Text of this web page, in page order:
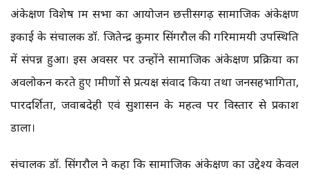
अंकेक्षण विशेष ग्राम सभा का आयोजन छत्तीसगढ़ सामाजिक अंकेक्षण
इकाई के संचालक डॉ. जितेन्द्र कुमार सिंगरौल की गरिमामयी उपस्थिति
में संपन्न हुआ। इस अवसर पर उन्होंने सामाजिक अंकेक्षण प्रक्रिया का
अवलोकन करते हुए ग्रामीणों से प्रत्यक्ष संवाद किया तथा जनसहभागिता,
पारदर्शिता, जवाबदेही एवं सुशासन के महत्व पर विस्तार से प्रकाश
डाला।
संचालक डॉ. सिंगरौल ने कहा कि सामाजिक अंकेक्षण का उद्देश्य केवल